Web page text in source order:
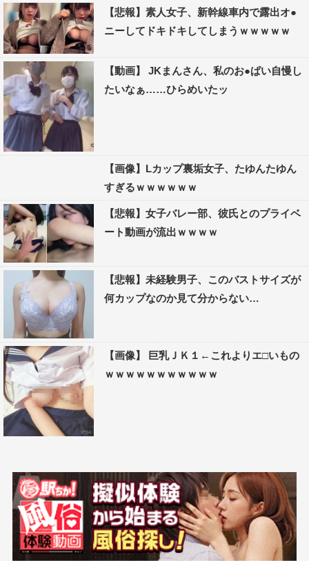
【悲報】素人女子、新幹線車内で露出オ●
ニーしてドキドキしてしまうｗｗｗｗｗ
【動画】 JKまんさん、私のお●ぱい自慢し
たいなぁ……ひらめいたッ
【画像】Lカップ裏垢女子、たゆんたゆん
すぎるｗｗｗｗｗｗ
【悲報】女子バレー部、彼氏とのプライベ
ート動画が流出ｗｗｗｗ
【悲報】未経験男子、このバストサイズが
何カップなのか見て分からない…
【画像】 巨乳ＪＫ１←これよりエ□いもの
ｗｗｗｗｗｗｗｗｗｗｗ